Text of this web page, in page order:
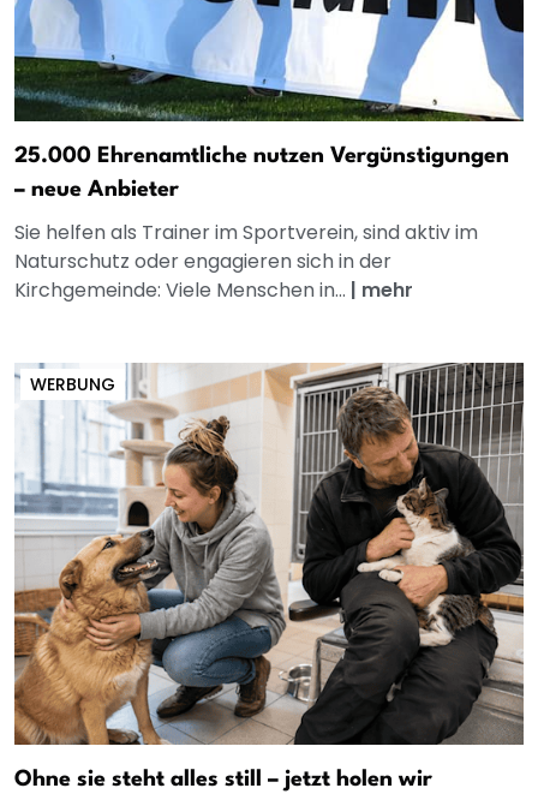
25.000 Ehrenamtliche nutzen Vergünstigungen
– neue Anbieter
Sie helfen als Trainer im Sportverein, sind aktiv im
Naturschutz oder engagieren sich in der
Kirchgemeinde: Viele Menschen in... | mehr
WERBUNG
Ohne sie steht alles still – jetzt holen wir